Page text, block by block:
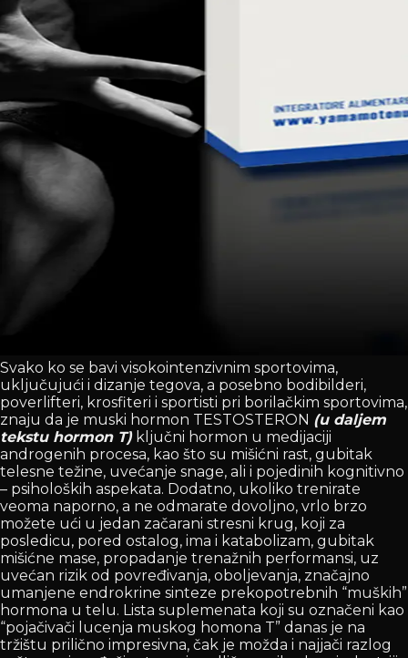
Svako ko se bavi visokointenzivnim sportovima,
uključujući i dizanje tegova, a posebno bodibilderi,
poverlifteri, krosfiteri i sportisti pri borilačkim sportovima,
znaju da je muski hormon TESTOSTERON (u daljem
tekstu hormon T)ključni hormon u medijaciji
androgenih procesa, kao što su mišićni rast, gubitak
telesne težine, uvećanje snage, ali i pojedinih kognitivno
– psiholoških aspekata. Dodatno, ukoliko trenirate
veoma naporno, a ne odmarate dovoljno, vrlo brzo
možete ući u jedan začarani stresni krug, koji za
posledicu, pored ostalog, ima i katabolizam, gubitak
mišićne mase, propadanje trenažnih performansi, uz
uvećan rizik od povređivanja, oboljevanja, značajno
umanjene endrokrine sinteze prekopotrebnih “muških”
hormona u telu. Lista suplemenata koji su označeni kao
“pojačivači lucenja muskog homona T” danas je na
tržištu prilično impresivna, čak je možda i najjači razlog